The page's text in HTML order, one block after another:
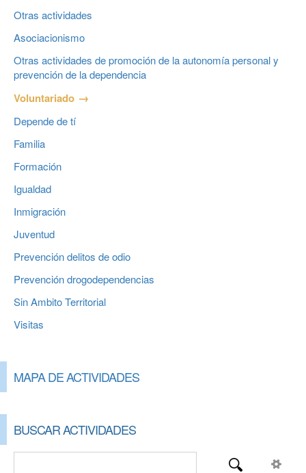
Otras actividades
Asociacionismo
Otras actividades de promoción de la autonomía personal y
prevención de la dependencia
Voluntariado
Depende de tí
Familia
Formación
Igualdad
Inmigración
Juventud
Prevención delitos de odio
Prevención drogodependencias
Sin Ambito Territorial
Visitas
MAPA DE ACTIVIDADES
BUSCAR ACTIVIDADES